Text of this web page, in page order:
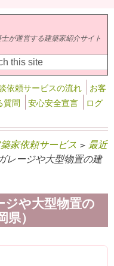
が運営する建築家紹介サイト
ーム
依頼サービスの流れ
お客
質問 安心安全宣言
ログ
家依頼サービス > 最近
レージや大型物置の建
ジや大型物置の
）